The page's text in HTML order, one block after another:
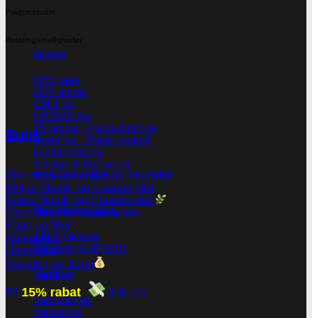
Grolys
LED pære
LED lamper
CMH lys
HPS/MH lys
T5 lamper | Plantedyrkning
Grønt lys - Plante neutralt
Lampeophæng
Splittere til E27 pærer
Beskyttelsesbriller
Strømforsygning
CMH ballaster
Ballaster til HPS/MH
Vanding
Vandpumper
Vandtanke
Butik
Alle vores Cannabis -og Skunkfrø
Billige Skunk -og Cannabisfrø
Gratis Skunk -og Cannabisfrø
Cannabis brands og avlere
Papir og filter
Narkotests
Headshop
Rabatter og tilbud
Få 15% rabat Klik her